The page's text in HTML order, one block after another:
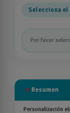
Selecciona
Por favor
listResumen
Personalización